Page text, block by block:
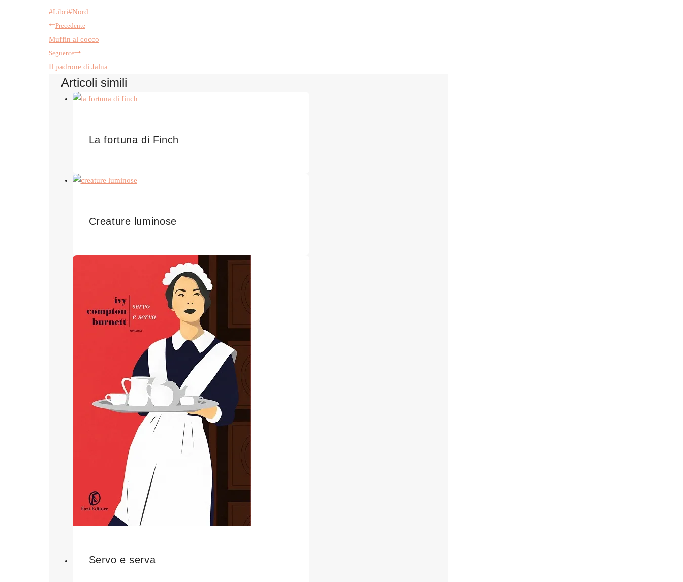
Tag
articolo:
#Libri#Nord
Navigazione
articoli
Precedente
Muffin al cocco
Seguente
Il padrone di Jalna
Articoli simili
La fortuna di Finch
Creature luminose
Servo e serva